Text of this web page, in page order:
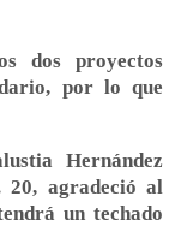
dos proyectos
por lo que
Hernández
20, agradeció al
un techado